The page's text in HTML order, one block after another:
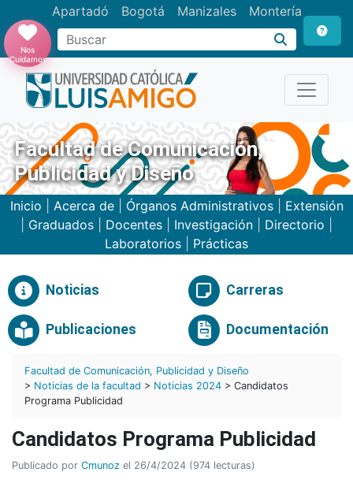
Apartadó Bogotá Manizales Montería
Buscar
Nos
Cuidamos
Facultad de Comunicación,
Publicidad y Diseño
Inicio Acerca de| Órganos Administrativos| Extensión
Graduados Docentes Investigación Directorio
Laboratorios
Prácticas
Noticias Carreras
Publicaciones Documentación
Facultad de Comunicación, Publicidad y Diseño
> Noticias de la facultad > Noticias 2024 > Candidatos
Programa Publicidad
Candidatos Programa Publicidad
Publicado por Cmunoz el 26/4/2024 (974 lecturas)